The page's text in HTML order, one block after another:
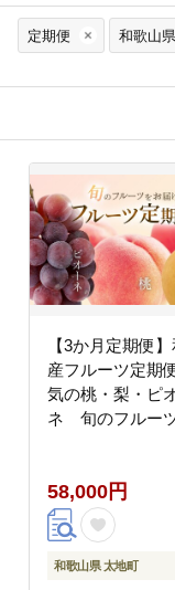
定期便 和歌山
【3か月定期便
産フルーツ定期
気の桃・梨・ピ
ネ 旬のフルー
58,000円
和歌山県 太地町